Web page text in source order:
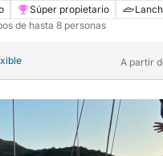
a bordo de una lancha
Súper propietario
de hasta 8 personas
A partir